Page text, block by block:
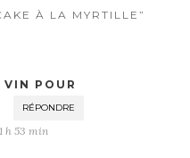
À LA MYRTILLE”
POUR
RÉPONDRE
h 53 min